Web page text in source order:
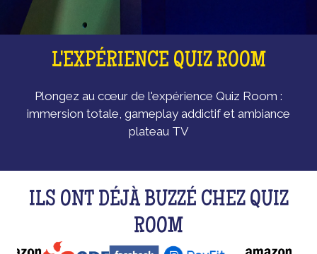
L'EXPÉRIENCE QUIZ ROOM
Plongez au cœur de l'expérience Quiz Room :
immersion totale, gameplay addictif et ambiance
plateau TV
ILS ONT DÉJÀ BUZZÉ CHEZ QUIZ
ROOM